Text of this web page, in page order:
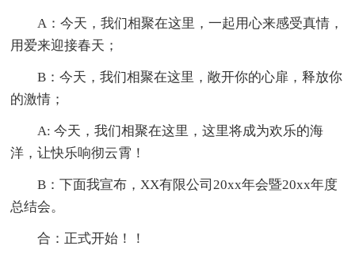
A：今天，我们相聚在这里，一起用心来感受真情，
用爱来迎接春天；
B：今天，我们相聚在这里，敞开你的心扉，释放你
的激情；
A: 今天，我们相聚在这里，这里将成为欢乐的海
洋，让快乐响彻云霄！
B：下面我宣布，XX有限公司20xx年会暨20xx年度
总结会。
合：正式开始！！